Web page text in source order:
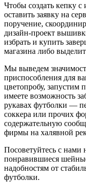
Чтобы создать кепку
оставить заявку на
поручение,
дизайн-проект
избрать и купить
магазина либо
Мы выведем
приспособления для
цветопробу, запустим
имеете возможность
рукавах футболки —
соккера или прочих
содержательную
фирмы на халявной
Посоветуйтесь с нами
понравившиеся
надобностям от
футболки.